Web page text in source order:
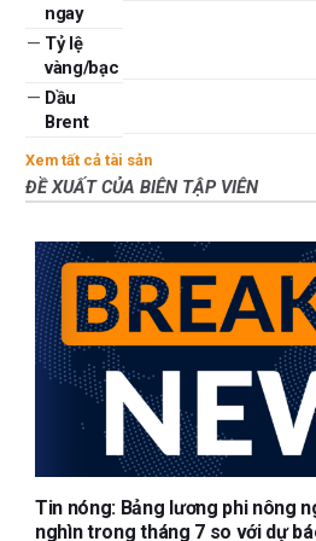
ngay
— Tỷ lệ
vàng/bạc
— Dầu
Brent
Xem tất cả tài sản
ĐỀ XUẤT CỦA BIÊN TẬP VIÊN
Tin nóng: Bảng lương phi nông
nghìn trong tháng 7 so với dự